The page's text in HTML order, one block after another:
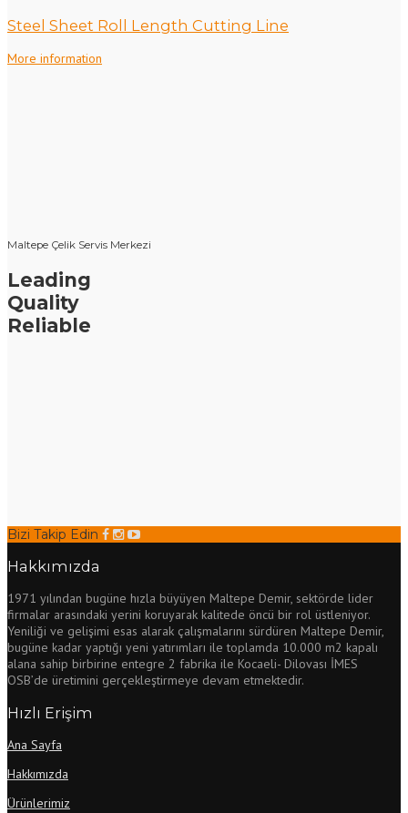
Steel Sheet Roll Length Cutting Line
More information
Maltepe Çelik Servis Merkezi
Leading
Quality
Reliable
Bizi Takip Edin
Hakkımızda
1971 yılından bugüne hızla büyüyen Maltepe Demir, sektörde lider
firmalar arasındaki yerini koruyarak kalitede öncü bir rol üstleniyor.
Yeniliği ve gelişimi esas alarak çalışmalarını sürdüren Maltepe Demir,
bugüne kadar yaptığı yeni yatırımları ile toplamda 10.000 m2 kapalı
alana sahip birbirine entegre 2 fabrika ile Kocaeli- Dilovası İMES
OSB’de üretimini gerçekleştirmeye devam etmektedir.
Hızlı Erişim
Ana Sayfa
Hakkımızda
Ürünlerimiz